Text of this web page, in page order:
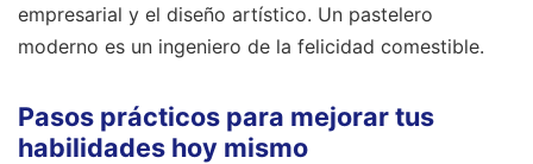
empresarial y el diseño artístico. Un pastelero
moderno es un ingeniero de la felicidad comestible.
Pasos prácticos para mejorar tus
habilidades hoy mismo